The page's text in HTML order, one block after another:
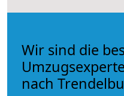
Wir sind die
nach